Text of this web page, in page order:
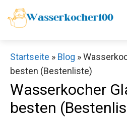
Zum
Inhalt
Startseite » Blog »
besten (Bestenliste)
Wasserkocher
besten